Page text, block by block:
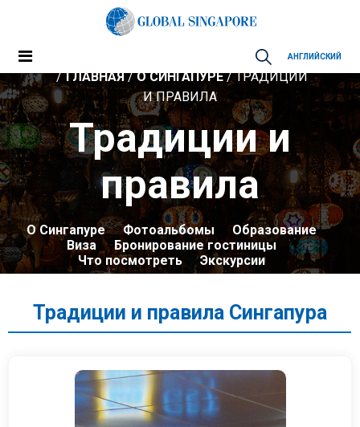
АНГЛИЙСКИЙ
ГЛАВНАЯ/О СИНГАПУРЕ/ ТРАДИЦИИ
И ПРАВИЛА
Традиции и
правила
О Сингапуре Фотоальбомы
Образование
Виза
Бронирование гостиницы
Что посмотреть
Экскурсии
Традиции и правила Сингапура